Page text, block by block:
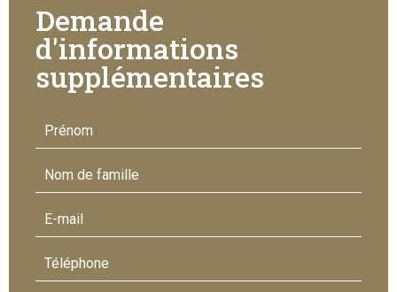
Demande
d'informations
supplémentaires